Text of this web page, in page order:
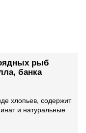
рыб
банка
хлопьев, содержит
и натуральные